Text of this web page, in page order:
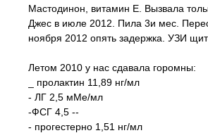
Мастодинон, витамин Е. Вызвала
Джес в июле 2012. Пила 3и мес.
ноября 2012 опять задержка. УЗИ
Летом 2010 у нас сдавала горомны:
_ пролактин 11,89 нг/мл
- ЛГ 2,5 мМе/мл
-ФСГ 4,5 --
- прогестерно 1,51 нг/мл